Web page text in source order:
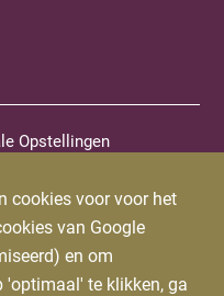
cookies voor voor het
van Google
en om
'optimaal' te klikken, ga
Opstellingen